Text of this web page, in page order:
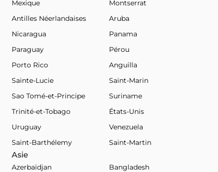
Mexique
Montserrat
Antilles Néerlandaises
Aruba
Nicaragua
Panama
Paraguay
Pérou
Porto Rico
Anguilla
Sainte-Lucie
Saint-Marin
Sao Tomé-et-Principe
Suriname
Trinité-et-Tobago
États-Unis
Uruguay
Venezuela
Saint-Barthélemy
Saint-Martin
Asie
Azerbaïdjan
Bangladesh